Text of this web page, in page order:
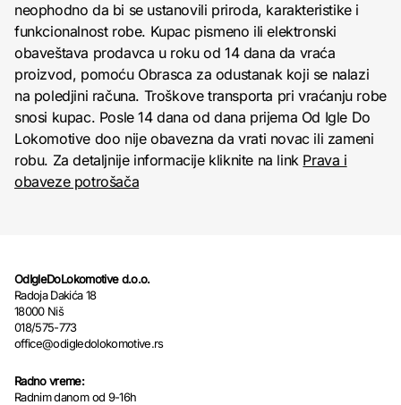
neophodno da bi se ustanovili priroda, karakteristike i
funkcionalnost robe. Kupac pismeno ili elektronski
obaveštava prodavca u roku od 14 dana da vraća
proizvod, pomoću Obrasca za odustanak koji se nalazi
na poledjini računa. Troškove transporta pri vraćanju robe
snosi kupac. Posle 14 dana od dana prijema Od Igle Do
Lokomotive doo nije obavezna da vrati novac ili zameni
robu. Za detaljnije informacije kliknite na link Prava i
obaveze potrošača
OdIgleDoLokomotive d.o.o.
Radoja Dakića 18
18000 Niš
018/575-773
office@odigledolokomotive.rs
Radno vreme:
Radnim danom od 9-16h